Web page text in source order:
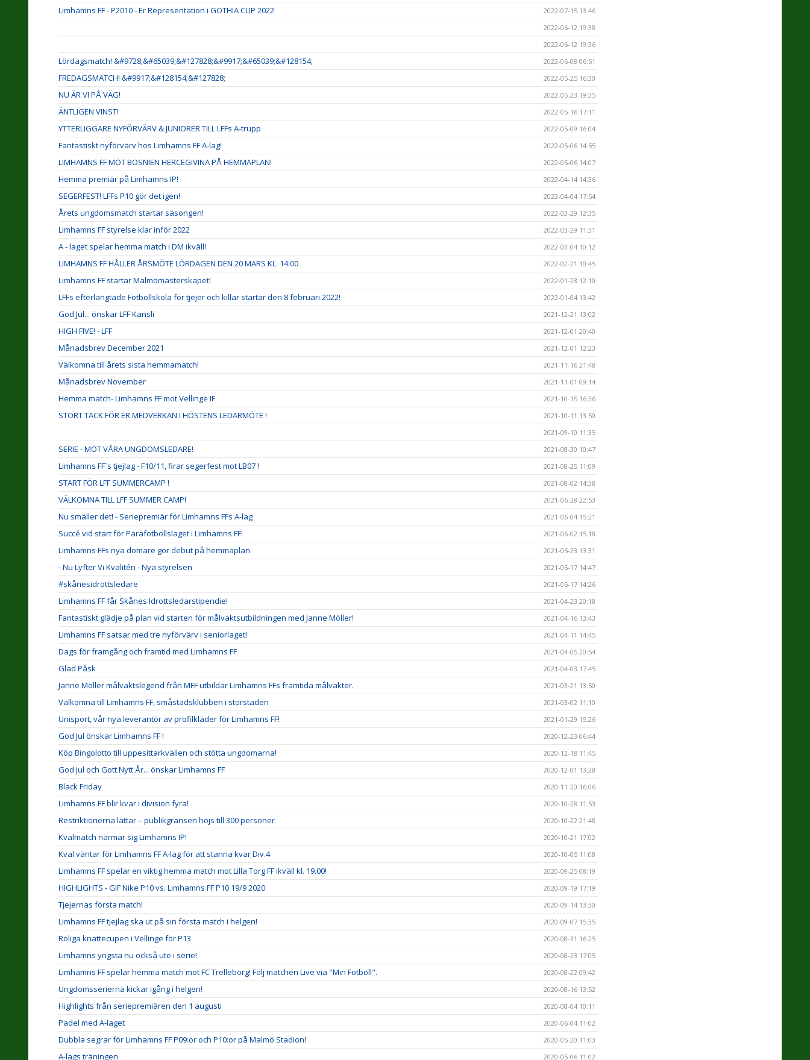
Limhamns FF - P2010 - Er Representation i GOTHIA CUP 2022
2022-07-15 13:46
2022-06-12 19:38
2022-06-12 19:36
Lördagsmatch! &#9728;&#65039;&#127828;&#9917;&#65039;&#128154; 2022-06-08 06:51
FREDAGSMATCH! &#9917;&#128154;&#127828; 2022-05-25 16:30
NU ÄR VI PÅ VÄG! 2022-05-23 19:35
ÄNTLIGEN VINST! 2022-05-16 17:11
YTTERLIGGARE NYFÖRVÄRV & JUNIORER TILL LFFs A-trupp 2022-05-09 16:04
Fantastiskt nyförvärv hos Limhamns FF A-lag! 2022-05-06 14:55
LIMHAMNS FF MÖT BOSNIEN HERCEGIVINA PÅ HEMMAPLAN! 2022-05-06 14:07
Hemma premiär på Limhamns IP! 2022-04-14 14:36
SEGERFEST! LFFs P10 gör det igen! 2022-04-04 17:54
Årets ungdomsmatch startar säsongen! 2022-03-29 12:35
Limhamns FF styrelse klar inför 2022 2022-03-29 11:31
A - laget spelar hemma match i DM ikväll! 2022-03-04 10:12
LIMHAMNS FF HÅLLER ÅRSMÖTE LÖRDAGEN DEN 20 MARS KL. 14:00 2022-02-21 10:45
Limhamns FF startar Malmömästerskapet! 2022-01-28 12:10
LFFs efterlängtade Fotbollskola för tjejer och killar startar den 8 februari 2022! 2022-01-04 13:42
God Jul... önskar LFF Kansli 2021-12-21 13:02
HIGH FIVE! - LFF 2021-12-01 20:40
Månadsbrev December 2021 2021-12-01 12:23
Välkomna till årets sista hemmamatch! 2021-11-16 21:48
Månadsbrev November 2021-11-01 09:14
Hemma match- Limhamns FF mot Vellinge IF 2021-10-15 16:36
STORT TACK FÖR ER MEDVERKAN I HÖSTENS LEDARMÖTE !
2021-10-11 13:50
2021-09-10 11:35
SERIE - MÖT VÅRA UNGDOMSLEDARE! 2021-08-30 10:47
Limhamns FF´s tjejlag - F10/11, firar segerfest mot LB07 ! 2021-08-25 11:09
START FÖR LFF SUMMERCAMP ! 2021-08-02 14:38
VÄLKOMNA TILL LFF SUMMER CAMP! 2021-06-28 22:53
Nu smäller det! - Seriepremiär för Limhamns FFs A-lag 2021-06-04 15:21
Succé vid start för Parafotbollslaget i Limhamns FF! 2021-06-02 15:18
Limhamns FFs nya domare gör debut på hemmaplan 2021-05-23 13:31
- Nu Lyfter Vi Kvalitén - Nya styrelsen 2021-05-17 14:47
#skånesidrottsledare 2021-05-17 14:26
Limhamns FF får Skånes Idrottsledarstipendie! 2021-04-23 20:18
Fantastiskt glädje på plan vid starten för målvaktsutbildningen med Janne Möller! 2021-04-16 13:43
Limhamns FF satsar med tre nyförvärv i seniorlaget! 2021-04-11 14:45
Dags för framgång och framtid med Limhamns FF 2021-04-05 20:54
Glad Påsk 2021-04-03 17:45
Janne Möller målvaktslegend från MFF utbildar Limhamns FFs framtida målvakter. 2021-03-21 13:50
Välkomna till Limhamns FF, småstadsklubben i storstaden 2021-03-02 11:10
Unisport, vår nya leverantör av profilkläder för Limhamns FF! 2021-01-29 15:26
God Jul önskar Limhamns FF ! 2020-12-23 06:44
Köp Bingolotto till uppesittarkvällen och stötta ungdomarna! 2020-12-18 11:45
God Jul och Gott Nytt År... önskar Limhamns FF 2020-12-01 13:28
Black Friday 2020-11-20 16:06
Limhamns FF blir kvar i division fyra! 2020-10-28 11:53
Restriktionerna lättar – publikgränsen höjs till 300 personer 2020-10-22 21:48
Kvalmatch närmar sig Limhamns IP! 2020-10-21 17:02
Kval väntar för Limhamns FF A-lag för att stanna kvar Div.4 2020-10-05 11:08
Limhamns FF spelar en viktig hemma match mot Lilla Torg FF ikväll kl. 19.00! 2020-09-25 08:19
HIGHLIGHTS - GIF Nike P10 vs. Limhamns FF P10 19/9 2020 2020-09-19 17:19
Tjejernas första match! 2020-09-14 13:30
Limhamns FF tjejlag ska ut på sin första match i helgen! 2020-09-07 15:35
Roliga knattecupen i Vellinge för P13 2020-08-31 16:25
Limhamns yngsta nu också ute i serie! 2020-08-23 17:05
Limhamns FF spelar hemma match mot FC Trelleborg! Följ matchen Live via "Min Fotboll". 2020-08-22 09:42
Ungdomsserierna kickar igång i helgen! 2020-08-16 13:52
Highlights från seriepremiären den 1 augusti 2020-08-04 10:11
Padel med A-laget 2020-06-04 11:02
Dubbla segrar för Limhamns FF P09:or och P10:or på Malmö Stadion! 2020-05-20 11:03
A-lags träningen 2020-05-06 11:02